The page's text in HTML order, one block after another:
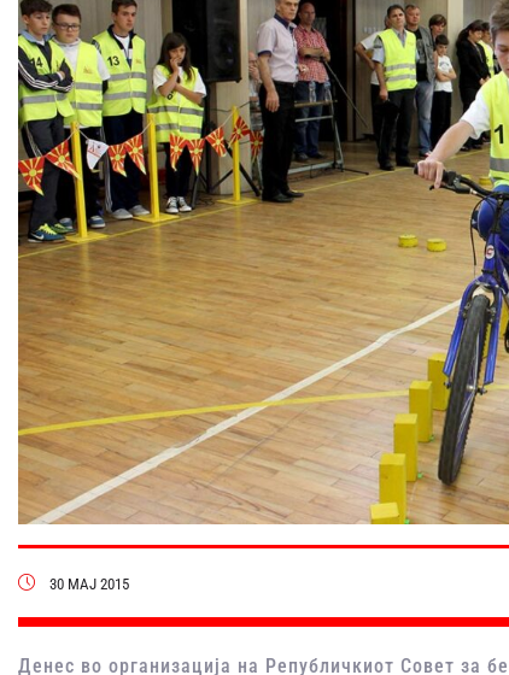
30 МАЈ 2015
Денес во организација на Републичкиот Совет за